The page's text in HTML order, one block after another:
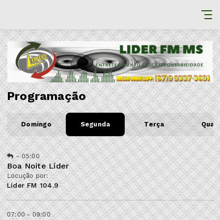
Programação
Domingo Segunda Terça
-05:00
Boa Noite Líder
Locução por:
Líder FM 104.9
07:00 - 09:00